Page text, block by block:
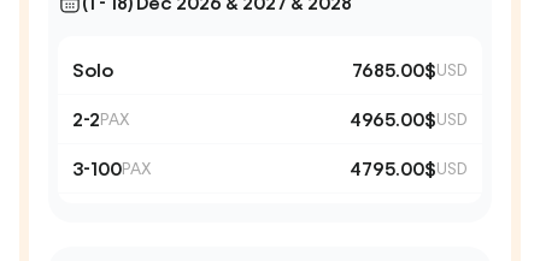
Solo 7685.00$USD
2-2PAX 4965.00$USD
3-100PAX 4795.00$USD